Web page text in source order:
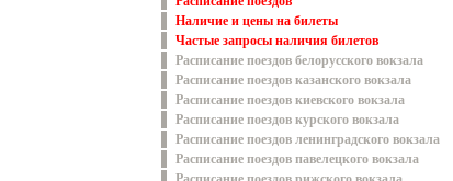
Наличие и цены на билеты
Частые запросы наличия билетов
Расписание поездов белорусского вокзала
Расписание поездов казанского вокзала
Расписание поездов киевского вокзала
Расписание поездов курского вокзала
Расписание поездов ленинградского вокзала
Расписание поездов павелецкого вокзала